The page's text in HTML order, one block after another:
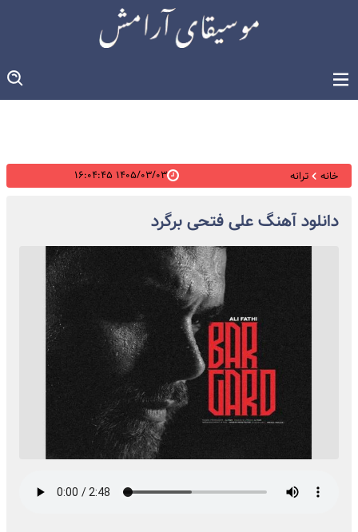
خانه ترانه ۱۴۰۵/۰۳/۰۳ ۱۶:۰۴:۴۵
دانلود آهنگ علی فتحی برگرد